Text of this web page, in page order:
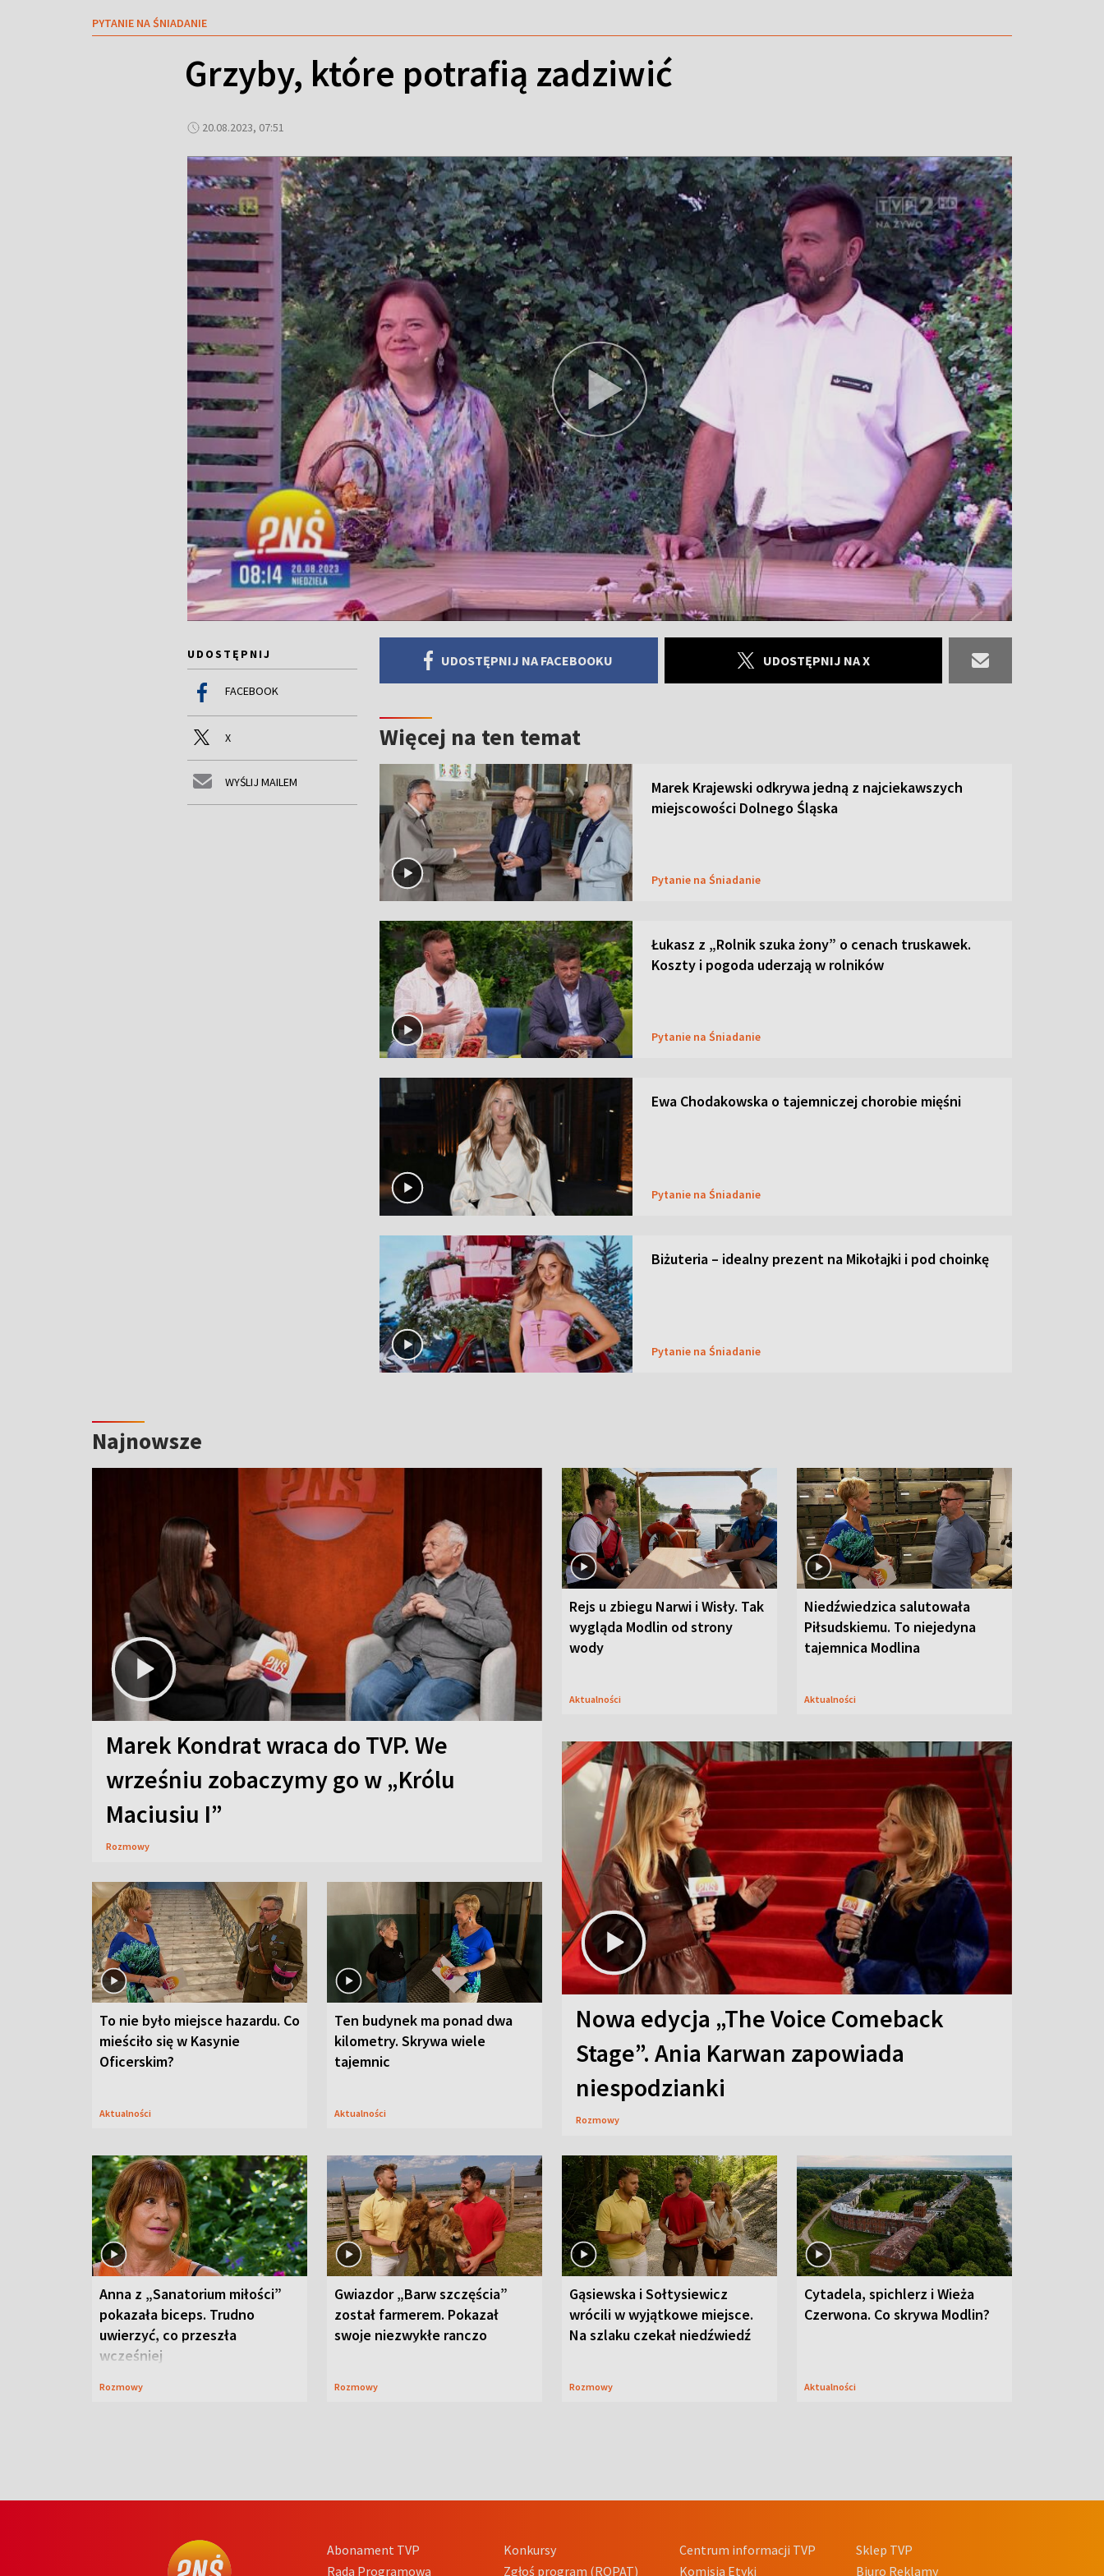
PYTANIE NA ŚNIADANIE
Grzyby, które potrafią zadziwić
20.08.2023, 07:51
UDOSTĘPNIJ
FACEBOOK
X
WYŚLIJ MAILEM
UDOSTĘPNIJ NA FACEBOOKU UDOSTĘPNIJ NA X
Więcej na ten temat
Marek Krajewski odkrywa jedną z najciekawszych
miejscowości Dolnego Śląska
Pytanie na Śniadanie
Łukasz z „Rolnik szuka żony” o cenach truskawek.
Koszty i pogoda uderzają w rolników
Pytanie na Śniadanie
Ewa Chodakowska o tajemniczej chorobie mięśni
Pytanie na Śniadanie
Biżuteria – idealny prezent na Mikołajki i pod choinkę
Pytanie na Śniadanie
Najnowsze
Marek Kondrat wraca do TVP. We
wrześniu zobaczymy go w „Królu
Maciusiu I”
Rozmowy
Rejs u zbiegu Narwi i Wisły. Tak
wygląda Modlin od strony
wody
Aktualności
Niedźwiedzica salutowała
Piłsudskiemu. To niejedyna
tajemnica Modlina
Aktualności
To nie było miejsce hazardu. Co
mieściło się w Kasynie
Oficerskim?
Aktualności
Ten budynek ma ponad dwa
kilometry. Skrywa wiele
tajemnic
Aktualności
Nowa edycja „The Voice Comeback
Stage”. Ania Karwan zapowiada
niespodzianki
Rozmowy
Anna z „Sanatorium miłości”
pokazała biceps. Trudno
uwierzyć, co przeszła
wcześniej
Rozmowy
Gwiazdor „Barw szczęścia”
został farmerem. Pokazał
swoje niezwykłe ranczo
Rozmowy
Gąsiewska i Sołtysiewicz
wrócili w wyjątkowe miejsce.
Na szlaku czekał niedźwiedź
Rozmowy
Cytadela, spichlerz i Wieża
Czerwona. Co skrywa Modlin?
Aktualności
Abonament TVP
Rada Programowa
Konkursy
Zgłoś program (ROPAT)
Centrum informacji TVP
Komisja Etyki
Sklep TVP
Biuro Reklamy